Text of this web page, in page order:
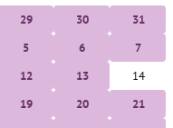
29 30 31
5 6 7
12 13 14
19 20 21